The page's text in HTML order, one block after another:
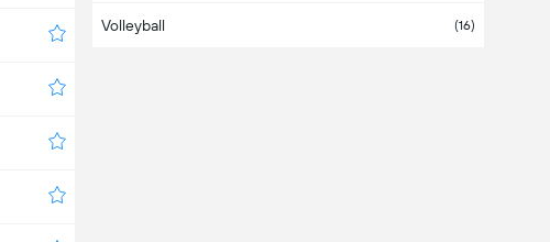
Bahrein
Volleyball (16)